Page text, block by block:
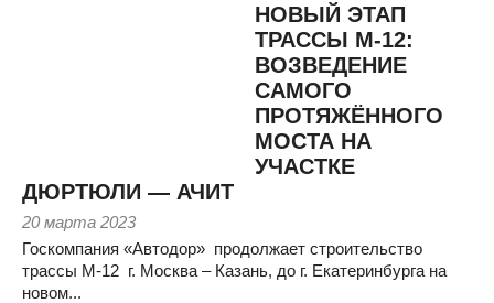
НОВЫЙ ЭТАП
ТРАССЫ М-12:
ВОЗВЕДЕНИЕ
САМОГО
ПРОТЯЖЁННОГО
МОСТА НА
УЧАСТКЕ
ДЮРТЮЛИ — АЧИТ
20 марта 2023
Госкомпания «Автодор» продолжает строительство
трассы М-12 г. Москва – Казань, до г. Екатеринбурга на
новом...